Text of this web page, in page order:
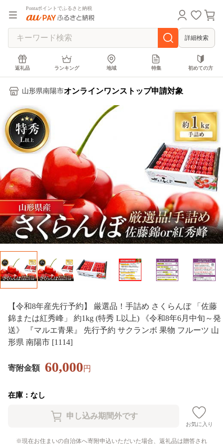
Pontaポイントでふるさと納税
詳細検索
返礼品 ランキング 地域 特集 初めての方
山形県南陽市オンラインワンストップ申請対象
【令和8年産先行予約】 厳選品！手詰め さくらんぼ 「佐藤
錦または紅秀峰」 約1kg (特秀 L以上) 《令和8年6月中旬～発
送》 『マルエ青果』 先行予約 サクランボ 果物 フルーツ 山
形県 南陽市 [1114]
寄附金額 60,000円
在庫：なし
お気に入り
現在お住まいの自治体へ寄附申込いただいた場合、返礼品は贈答され